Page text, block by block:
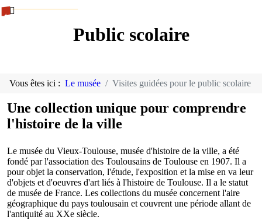
Public scolaire
Vous êtes ici : Le musée Visites guidées pour le public scolaire
Une collection unique pour comprendre
l'histoire de la ville
Le musée du Vieux-Toulouse, musée d'histoire de la ville, a été
fondé par l'association des Toulousains de Toulouse en 1907. Il a
pour objet la conservation, l'étude, l'exposition et la mise en va leur
d'objets et d'oeuvres d'art liés à l'histoire de Toulouse. Il a le statut
de musée de France. Les collections du musée concernent l'aire
géographique du pays toulousain et couvrent une période allant de
l'antiquité au XXe siècle.